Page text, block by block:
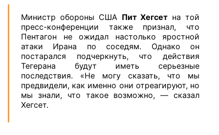
Министр обороны США Пит Хегсет на той
пресс-конференции также признал, что
Пентагон не ожидал настолько яростной
атаки Ирана по соседям. Однако он
постарался подчеркнуть, что действия
Тегерана будут иметь серьезные
последствия. «Не могу сказать, что мы
предвидели, как именно они отреагируют, но
мы знали, что такое возможно, — сказал
Хегсет.